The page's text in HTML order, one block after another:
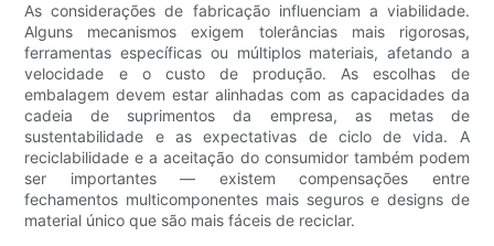
As considerações de fabricação influenciam a viabilidade.
Alguns mecanismos exigem tolerâncias mais rigorosas,
ferramentas específicas ou múltiplos materiais, afetando a
velocidade e o custo de produção. As escolhas de
embalagem devem estar alinhadas com as capacidades da
cadeia de suprimentos da empresa, as metas de
sustentabilidade e as expectativas de ciclo de vida. A
reciclabilidade e a aceitação do consumidor também podem
ser importantes — existem compensações entre
fechamentos multicomponentes mais seguros e designs de
material único que são mais fáceis de reciclar.